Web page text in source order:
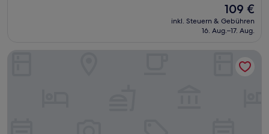
Der
Preis
beträgt
109 €
inkl. Steuern & Gebühren
16. Aug.–17. Aug.
Best Western Plus Bolton on the Park